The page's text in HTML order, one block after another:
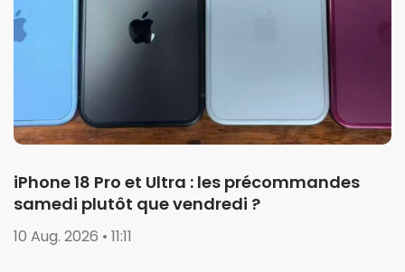
iPhone 18 Pro et Ultra : les précommandes
samedi plutôt que vendredi ?
10 Aug. 2026 • 11:11